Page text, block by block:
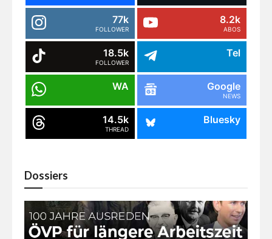
77k
FOLLOWER
8.2k
ABOS
18.5k
FOLLOWER
Tel
WA Google
NEWS
14.5k
THREAD
Bluesky
Dossiers